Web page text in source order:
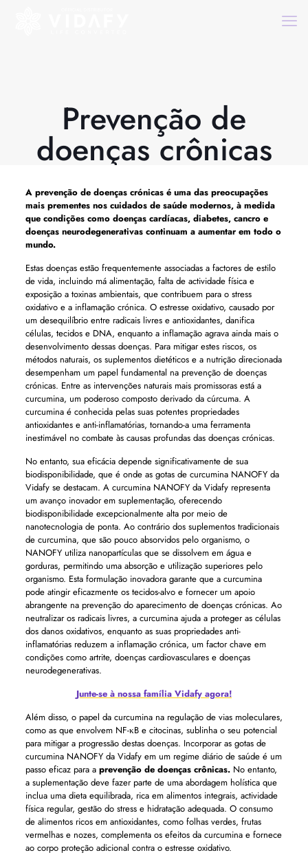
Prevenção de
doenças crônicas
A prevenção de doenças crónicas é uma das preocupações
mais prementes nos cuidados de saúde modernos, à medida
que condições como doenças cardíacas, diabetes, cancro e
doenças neurodegenerativas continuam a aumentar em todo o
mundo.
Estas doenças estão frequentemente associadas a factores de estilo
de vida, incluindo má alimentação, falta de actividade física e
exposição a toxinas ambientais, que contribuem para o stress
oxidativo e a inflamação crónica. O estresse oxidativo, causado por
um desequilíbrio entre radicais livres e antioxidantes, danifica
células, tecidos e DNA, enquanto a inflamação agrava ainda mais o
desenvolvimento dessas doenças. Para mitigar estes riscos, os
métodos naturais, os suplementos dietéticos e a nutrição direcionada
desempenham um papel fundamental na prevenção de doenças
crónicas. Entre as intervenções naturais mais promissoras está a
curcumina, um poderoso composto derivado da cúrcuma. A
curcumina é conhecida pelas suas potentes propriedades
antioxidantes e anti-inflamatórias, tornando-a uma ferramenta
inestimável no combate às causas profundas das doenças crónicas.
No entanto, sua eficácia depende significativamente de sua
biodisponibilidade, que é onde as gotas de curcumina NANOFY da
Vidafy se destacam. A curcumina NANOFY da Vidafy representa
um avanço inovador em suplementação, oferecendo
biodisponibilidade excepcionalmente alta por meio de
nanotecnologia de ponta. Ao contrário dos suplementos tradicionais
de curcumina, que são pouco absorvidos pelo organismo, o
NANOFY utiliza nanopartículas que se dissolvem em água e
gorduras, permitindo uma absorção e utilização superiores pelo
organismo. Esta formulação inovadora garante que a curcumina
pode atingir eficazmente os tecidos-alvo e fornecer um apoio
abrangente na prevenção do aparecimento de doenças crónicas. Ao
neutralizar os radicais livres, a curcumina ajuda a proteger as células
dos danos oxidativos, enquanto as suas propriedades anti-
inflamatórias reduzem a inflamação crónica, um factor chave em
condições como artrite, doenças cardiovasculares e doenças
neurodegenerativas.
Junte-se à nossa família Vidafy agora!
Além disso, o papel da curcumina na regulação de vias moleculares,
como as que envolvem NF-κB e citocinas, sublinha o seu potencial
para mitigar a progressão destas doenças. Incorporar as gotas de
curcumina NANOFY da Vidafy em um regime diário de saúde é um
passo eficaz para a prevenção de doenças crônicas.No entanto,
a suplementação deve fazer parte de uma abordagem holística que
inclua uma dieta equilibrada, rica em alimentos integrais, actividade
física regular, gestão do stress e hidratação adequada. O consumo
de alimentos ricos em antioxidantes, como folhas verdes, frutas
vermelhas e nozes, complementa os efeitos da curcumina e fornece
ao corpo proteção adicional contra o estresse oxidativo.